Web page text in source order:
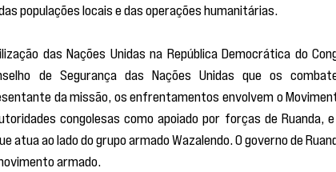
populações locais e das operações humanitárias.
das Nações Unidas na República Democrática do
de Segurança das Nações Unidas que os
da missão, os enfrentamentos envolvem o
congolesas como apoiado por forças de Ruanda,
atua ao lado do grupo armado Wazalendo. O governo de
armado.